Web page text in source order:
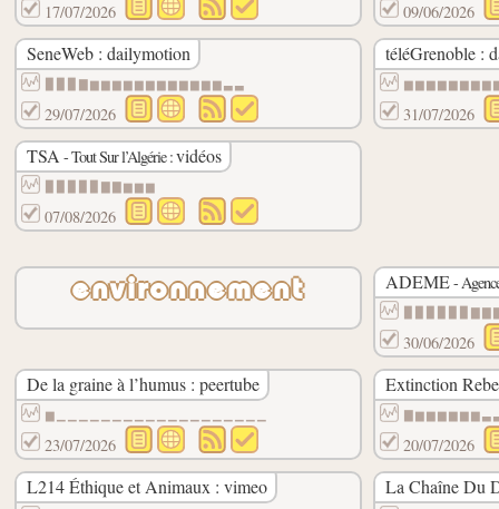
17/07/2026 09/06/2026
SeneWeb : dailymotion
▉▉▉▇▆▆▆▆▆▆▆▆▆▆▆▆▃▃
29/07/2026
téléGrenoble :
31/07/2026
TSA - Tout Sur l’Algérie :vidéos
▉▉▉▉▉▇▇▆▆▆
07/08/2026
environnement ADEME-
30/06/2026
De la graine à l’humus : peertube
▆▁▁▁▁▁▁▁▁▁▁▁▁▁▁▁▁▁▁▁
23/07/2026
Extinction
20/07/2026
L214 Éthique et Animaux : vimeo La Chaîne Du